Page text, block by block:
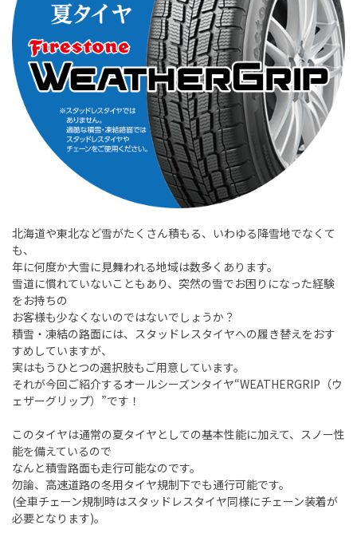
北海道や東北など雪がたくさん積もる、いわゆる降雪地でなくて
も、
年に何度か大雪に見舞われる地域は数多くあります。
雪道に慣れていないこともあり、突然の雪でお困りになった経験
をお持ちの
お客様も少なくないのではないでしょうか？
積雪・凍結の路面には、スタッドレスタイヤへの履き替えをおす
すめしていますが、
実はもうひとつの選択肢もご用意しています。
それが今回ご紹介するオールシーズンタイヤ“WEATHERGRIP （ウ
ェザーグリップ）”です！
このタイヤは通常の夏タイヤとしての基本性能に加えて、スノー性
能を備えているので
なんと積雪路面も走行可能なのです。
勿論、高速道路の冬用タイヤ規制下でも通行可能です。
(全車チェーン規制時はスタッドレスタイヤ同様にチェーン装着が
必要となります)。